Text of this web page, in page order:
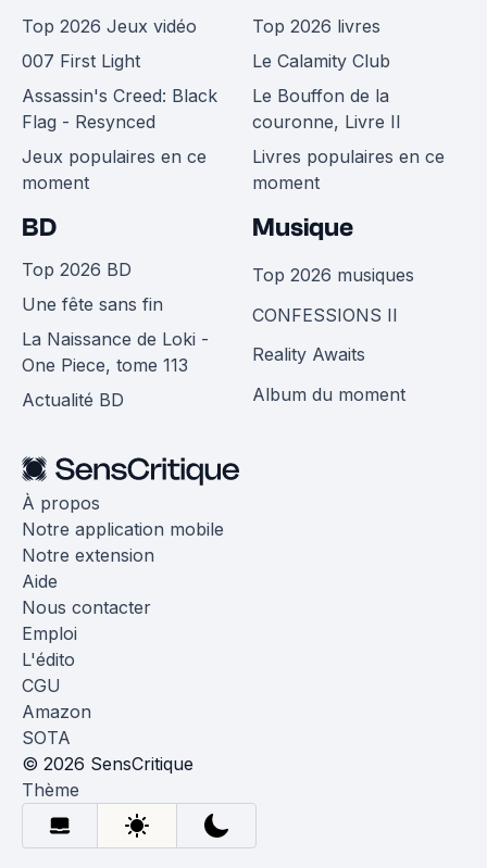
Top 2026 Jeux vidéo
007 First Light
Assassin's Creed: Black
Flag - Resynced
Jeux populaires en ce
moment
Top 2026 livres
Le Calamity Club
Le Bouffon de la
couronne, Livre II
Livres populaires en ce
moment
BD
Top 2026 BD
Une fête sans fin
La Naissance de Loki -
One Piece, tome 113
Actualité BD
Musique
Top 2026 musiques
CONFESSIONS II
Reality Awaits
Album du moment
À propos
Notre application mobile
Notre extension
Aide
Nous contacter
Emploi
L'édito
CGU
Amazon
SOTA
© 2026 SensCritique
Thème